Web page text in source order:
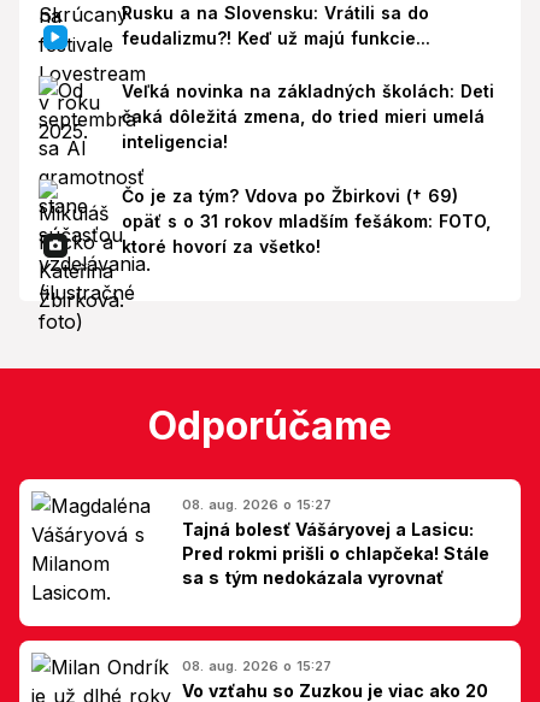
Rusku a na Slovensku: Vrátili sa do
feudalizmu?! Keď už majú funkcie...
Veľká novinka na základných školách: Deti
čaká dôležitá zmena, do tried mieri umelá
inteligencia!
Čo je za tým? Vdova po Žbirkovi († 69)
opäť s o 31 rokov mladším fešákom: FOTO,
ktoré hovorí za všetko!
Odporúčame
08. aug. 2026 o 15:27
Tajná bolesť Vášáryovej a Lasicu:
Pred rokmi prišli o chlapčeka! Stále
sa s tým nedokázala vyrovnať
08. aug. 2026 o 15:27
Vo vzťahu so Zuzkou je viac ako 20